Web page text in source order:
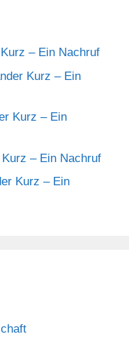
– Ein Nachruf
Kurz – Ein
Kurz – Ein
– Ein Nachruf
Kurz – Ein